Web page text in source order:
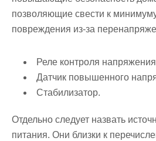
позволяющие свести к
повреждения из-за
Реле контроля
Датчик повышенного
Стабилизатор.
Отдельно следует назвать
питания. Они близки к